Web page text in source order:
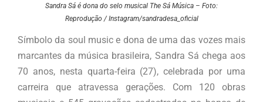
Sandra Sá é dona do selo musical The Sá Música – Foto:
Reprodução / Instagram/sandradesa_oficial
Símbolo da soul music e dona de uma das vozes mais
marcantes da música brasileira, Sandra Sá chega aos
70 anos, nesta quarta-feira (27), celebrada por uma
carreira que atravessa gerações. Com 120 obras